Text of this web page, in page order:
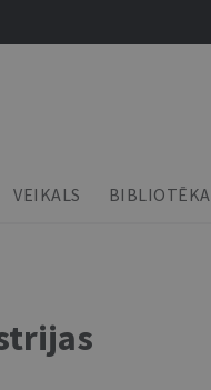
VEIKALS BIBLIOTĒKA